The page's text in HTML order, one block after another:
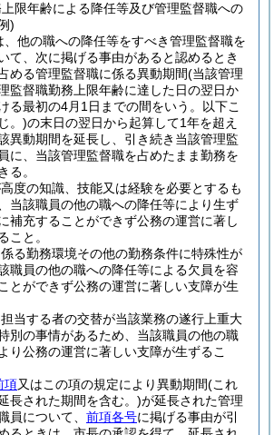
限年齢による降任等及び管理監督職への
)
、他の職への降任等をすべき管理監督職を
て、次に掲げる事由があると認めるとき
める管理監督職に係る異動期間(当該管理
監督職勤務上限年齢に達した日の翌日か
る最初の4月1日までの間をいう。以下こ
。)の末日の翌日から起算して1年を超え
異動期間を延長し、引き続き当該管理監
に、当該管理監督職を占めたまま勤務を
る。
度の知識、技能又は経験を必要とするも
当該職員の他の職への降任等により生ず
補充することができず公務の運営に著し
こと。
る勤務環境その他の勤務条件に特殊性が
職員の他の職への降任等による欠員を容
とができず公務の運営に著しい支障が生
当する者の交替が当該業務の遂行上重大
別の事情があるため、当該職員の他の職
り公務の運営に著しい支障が生ずるこ
項又はこの項の規定により異動期間(これ
長された期間を含む。)が延長された管理
員について、 前項各号に掲げる事由が引